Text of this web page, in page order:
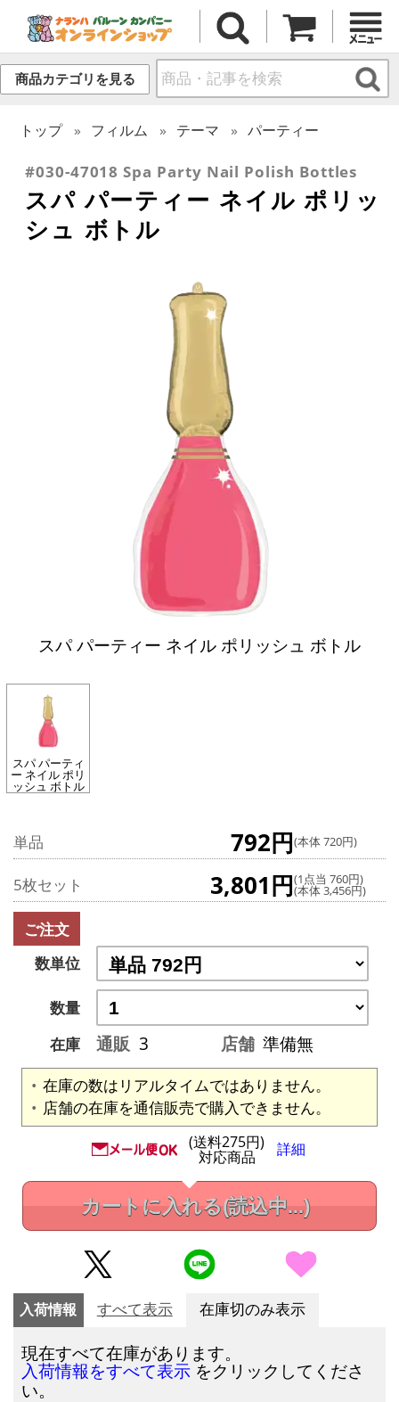
商品カテゴリを見る
トップ フィルム テーマ パーティー
#030-47018 Spa Party Nail Polish Bottles
スパ パーティー ネイル ポリッ
シュ ボトル
スパ パーティー ネイル ポリッシュ ボトル
スパ パーティ
ー ネイル ポリ
ッシュ ボトル
単品 792円(本体 720円)
5枚セット 3,801円(1点当 760円)
(本体 3,456円)
ご注文
数単位
数量
在庫
通販 3 店舗 準備無
在庫の数はリアルタイムではありません。
店舗の在庫を通信販売で購入できません。
(送料275円)
対応商品 詳細
カートに入れる(読込中...)
入荷情報 すべて表示 在庫切のみ表示
現在すべて在庫があります。
入荷情報をすべて表示 をクリックしてくださ
い。